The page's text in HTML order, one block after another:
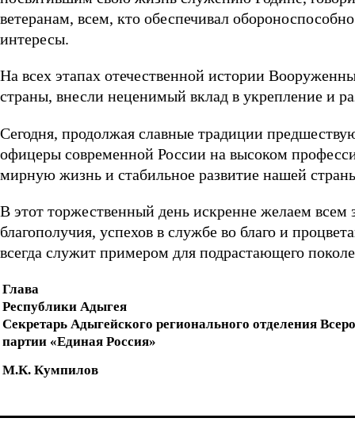
ветеранам, всем, кто обеспечивал
интересы.
На всех этапах отечественной истории
страны, внесли неценимый вклад в укрепление и
Сегодня, продолжая славные традиции
офицеры современной России на высоком
мирную жизнь и стабильное развитие нашей
В этот торжественный день искренне желаем всем
благополучия, успехов в службе во благо и
всегда служит примером для подрастающего
Глава
Республики Адыгея
Секретарь Адыгейского регионального отделения
партии «Единая Россия»
М.К. Кумпилов